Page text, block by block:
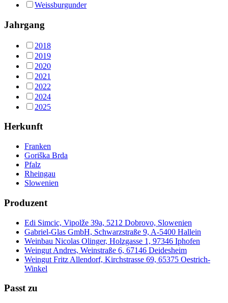
Weissburgunder
Jahrgang
2018
2019
2020
2021
2022
2024
2025
Herkunft
Franken
Goriška Brda
Pfalz
Rheingau
Slowenien
Produzent
Edi Simcic, Vipolže 39a, 5212 Dobrovo, Slowenien
Gabriel-Glas GmbH, Schwarzstraße 9, A-5400 Hallein
Weinbau Nicolas Olinger, Holzgasse 1, 97346 Iphofen
Weingut Andres, Weinstraße 6, 67146 Deidesheim
Weingut Fritz Allendorf, Kirchstrasse 69, 65375 Oestrich-
Winkel
Passt zu